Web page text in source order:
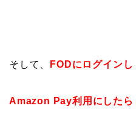
そして、 FODにログインし
Amazon Pay利用にしたら